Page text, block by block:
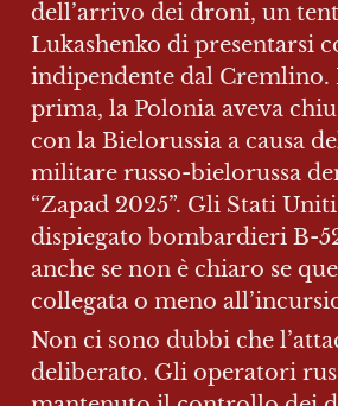
dell’arrivo dei droni, un
Lukashenko di presentarsi
indipendente dal Cremlino.
prima, la Polonia aveva
con la Bielorussia a causa
militare russo-bielorussa
“Zapad 2025”. Gli Stati
dispiegato bombardieri B-
anche se non è chiaro se
collegata o meno
Non ci sono dubbi che
deliberato. Gli operatori